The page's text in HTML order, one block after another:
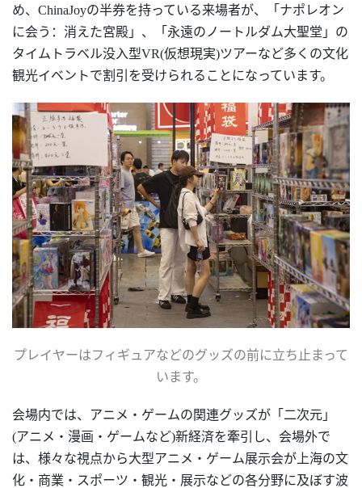
め、ChinaJoyの半券を持っている来場者が、「ナポレオン
に会う：消えた宮殿」、「永遠のノートルダム大聖堂」の
タイムトラベル没入型VR(仮想現実)ツアーなど多くの文化
観光イベントで割引を受けられることになっています。
プレイヤーはフィギュアなどのグッズの前に立ち止まって
います。
会場内では、アニメ・ゲームの関連グッズが「二次元」
(アニメ・漫画・ゲームなど)新経済を牽引し、会場外で
は、様々な視点から大型アニメ・ゲーム展示会が上海の文
化・商業・スポーツ・観光・展示などの各分野に及ぼす波